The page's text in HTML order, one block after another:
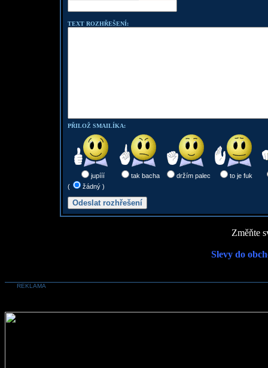
TEXT ROZHŘEŠENÍ:
PŘILOŽ SMAILÍKA:
jupííí tak bacha držím palec
to je fuk
(
žádný )
Změňte
Slevy do
REKLAMA